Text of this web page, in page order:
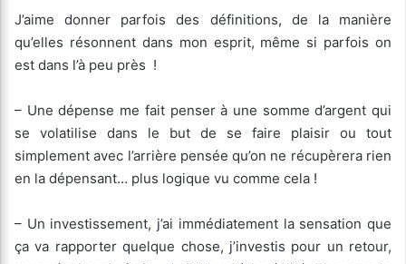
J’aime donner parfois des définitions, de la manière
qu’elles résonnent dans mon esprit, même si parfois on
est dans l’à peu près !
– Une dépense me fait penser à une somme d’argent qui
se volatilise dans le but de se faire plaisir ou tout
simplement avec l’arrière pensée qu’on ne récupèrera rien
en la dépensant… plus logique vu comme cela !
– Un investissement, j’ai immédiatement la sensation que
ça va rapporter quelque chose, j’investis pour un retour,